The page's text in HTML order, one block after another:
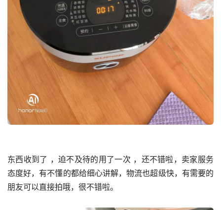
东西收到了 ，迫不及待的用了一次 ，还不错啦，卖家服务
态度好，有不懂的都给细心讲解，物流也超级快，有需要的
朋友可以直接拍哦，很不错啦。